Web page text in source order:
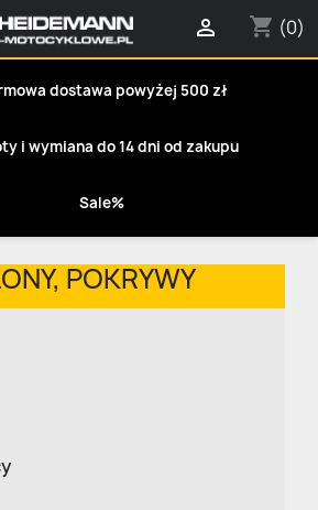
shopping_cart (0)

dostawa powyżej 500 zł
i wymiana do 14 dni od zakupu
Sale%
POKRYWY